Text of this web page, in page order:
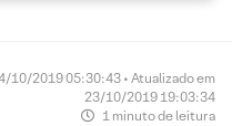
10/2019 05:30:43 • Atualizado em
23/10/2019 19:03:34
1 minuto de leitura